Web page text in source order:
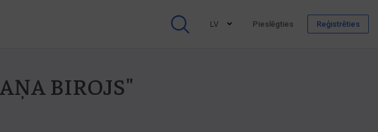
LV Pieslēgties Reģistrēties
BIROJS"